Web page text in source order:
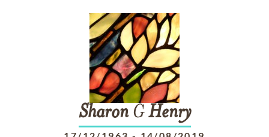
SharonGHenry